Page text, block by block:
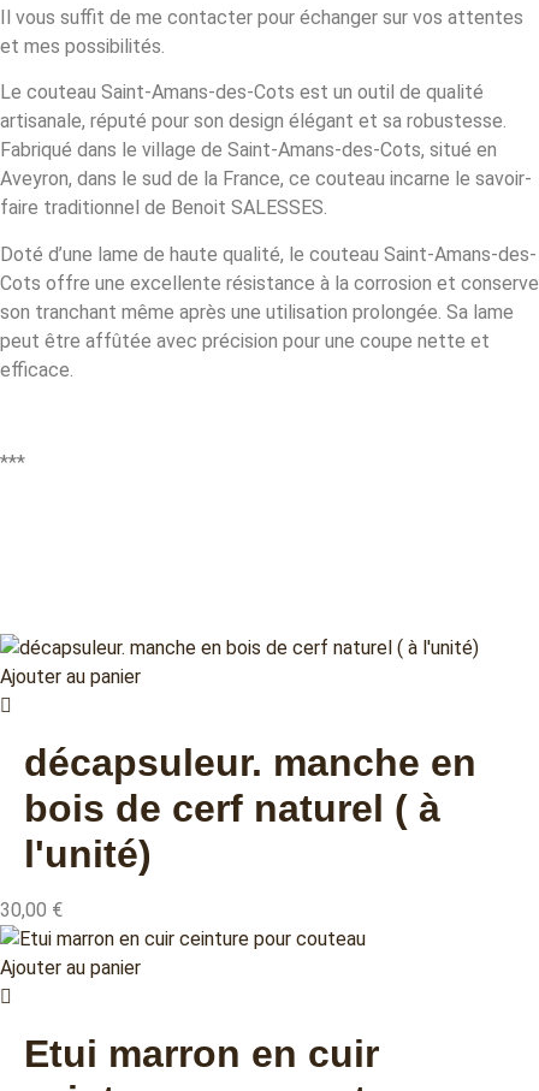
Il vous suffit de me contacter pour échanger sur vos attentes
et mes possibilités.
Le couteau Saint-Amans-des-Cots est un outil de qualité
artisanale, réputé pour son design élégant et sa robustesse.
Fabriqué dans le village de Saint-Amans-des-Cots, situé en
Aveyron, dans le sud de la France, ce couteau incarne le savoir-
faire traditionnel de Benoit SALESSES.
Doté d’une lame de haute qualité, le couteau Saint-Amans-des-
Cots offre une excellente résistance à la corrosion et conserve
son tranchant même après une utilisation prolongée. Sa lame
peut être affûtée avec précision pour une coupe nette et
efficace.
***
Ajouter au panier
décapsuleur. manche en
bois de cerf naturel ( à
l'unité)
30,00 €
Ajouter au panier
Etui marron en cuir